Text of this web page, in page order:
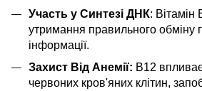
Участь у Синтезі ДНК:
утримання правильного обміну
інформації.
Захист Від Анемії: B12
червоних кров'яних клітин,